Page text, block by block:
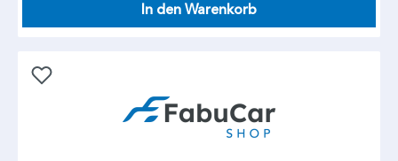
In den Warenkorb